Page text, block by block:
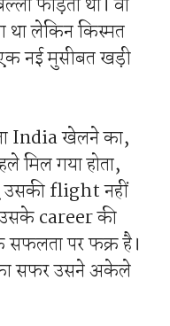
लेकिन किस्मत
नई मुसीबत खड़ी
India खेलने का,
मिल गया होता,
flight नहीं
उसके career की
पर फक्र है।
सफर उसने अकेले